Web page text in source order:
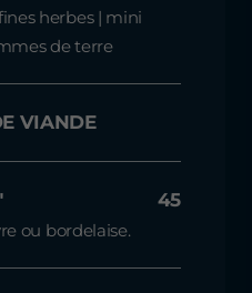
herbes | mini
de terre
VIANDE
45
ou bordelaise.